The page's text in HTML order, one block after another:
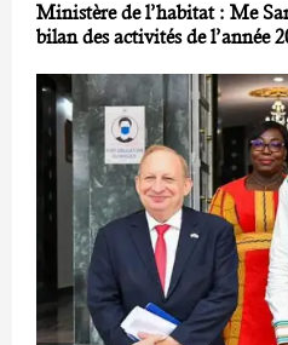
Ministère de l’habitat : Me
bilan des activités de l’année